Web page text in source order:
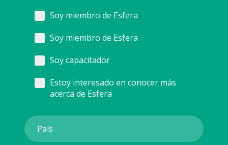
Soy miembro de Esfera
Soy miembro de Esfera
Soy capacitador
Estoy interesado en conocer más
acerca de Esfera